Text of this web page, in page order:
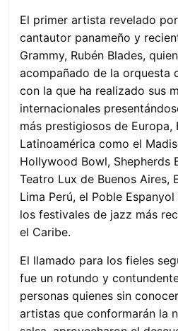
El primer artista revelado
cantautor panameño y
Grammy, Rubén Blades,
acompañado de la orquesta
con la que ha realizado sus
internacionales
más prestigiosos de Europa,
Latinoamérica como el
Hollywood Bowl, Shepherds
Teatro Lux de Buenos Aires,
Lima Perú, el Poble
los festivales de jazz más
el Caribe.
El llamado para los fieles
fue un rotundo y
personas quienes sin
artistas que conformarán la